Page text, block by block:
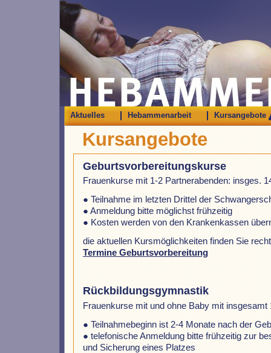
Aktuelles Hebammenarbeit Kursangebote
Kursangebote
Geburtsvorbereitungskurse
Frauenkurse mit 1-2 Partnerabenden: insges.
● Teilnahme im letzten Drittel der
● Anmeldung bitte möglichst frühzeitig
● Kosten werden von den Krankenkassen
die aktuellen Kursmöglichkeiten finden Sie
Termine Geburtsvorbereitung
Rückbildungsgymnastik
Frauenkurse mit und ohne Baby mit insgesamt
● Teilnahmebeginn ist 2-4 Monate nach der
● telefonische Anmeldung bitte frühzeitig zur
und Sicherung eines Platzes